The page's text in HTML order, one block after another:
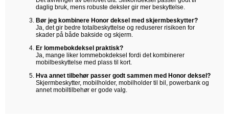
daglig bruk, mens robuste deksler gir mer beskyttelse.
Bør jeg kombinere Honor deksel med skjermbeskytter?
Ja, det gir bedre totalbeskyttelse og reduserer risikoen for
skader på både bakside og skjerm.
Er lommebokdeksel praktisk?
Ja, mange liker lommebokdeksel fordi det kombinerer
mobilbeskyttelse med plass til kort.
Hva annet tilbehør passer godt sammen med Honor deksel?
Skjermbeskytter, mobilholder, mobilholder til bil, powerbank og
annet mobiltilbehør er gode valg.